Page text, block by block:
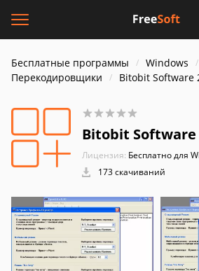
Бесплатные программы Windows
Перекодировщики
Bitobit Software
Bitobit Software
Лицензия: Бесплатно для
173 скачиваний